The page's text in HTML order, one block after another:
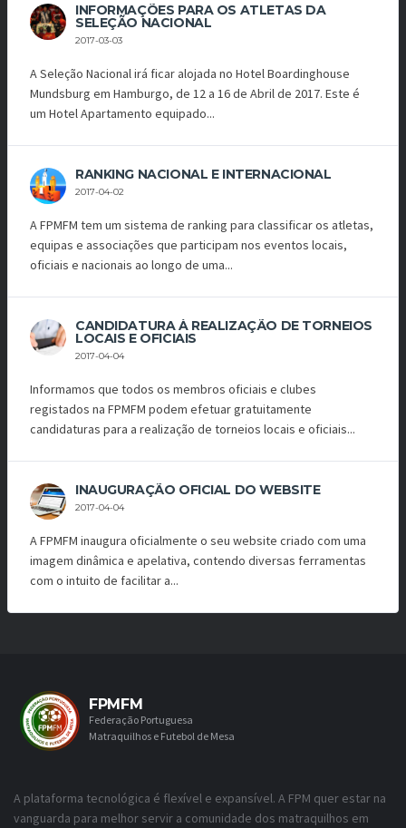
INFORMAÇÕES PARA OS ATLETAS DA
SELEÇÃO NACIONAL
2017-03-03
A Seleção Nacional irá ficar alojada no Hotel Boardinghouse
Mundsburg em Hamburgo, de 12 a 16 de Abril de 2017. Este é
um Hotel Apartamento equipado...
RANKING NACIONAL E INTERNACIONAL
2017-04-02
A FPMFM tem um sistema de ranking para classificar os atletas,
equipas e associações que participam nos eventos locais,
oficiais e nacionais ao longo de uma...
CANDIDATURA À REALIZAÇÃO DE TORNEIOS
LOCAIS E OFICIAIS
2017-04-04
Informamos que todos os membros oficiais e clubes
registados na FPMFM podem efetuar gratuitamente
candidaturas para a realização de torneios locais e oficiais...
INAUGURAÇÃO OFICIAL DO WEBSITE
2017-04-04
A FPMFM inaugura oficialmente o seu website criado com uma
imagem dinâmica e apelativa, contendo diversas ferramentas
com o intuito de facilitar a...
FPMFM
Federação Portuguesa
Matraquilhos e Futebol de Mesa
A plataforma tecnológica é flexível e expansível. A FPM quer estar na
vanguarda para melhor servir a comunidade dos matraquilhos em